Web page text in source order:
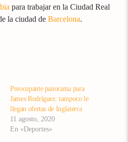
para trabajar en la Ciudad Real
la ciudad deBarcelona.
Preocupante panorama para
James Rodríguez: tampoco le
llegan ofertas de Inglaterra
11 agosto, 2020
En «Deportes»